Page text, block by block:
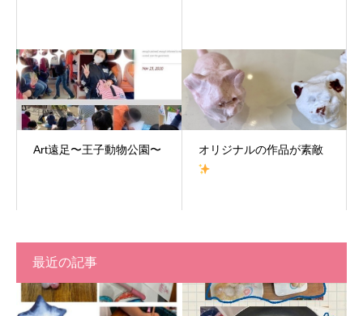
Art遠足〜王子動物公園〜 オリジナルの作品が素敵
最近の記事